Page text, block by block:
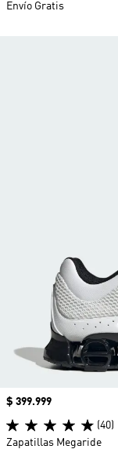
Envío Gratis
Precio
$ 399.999
(40)
Zapatillas Megaride